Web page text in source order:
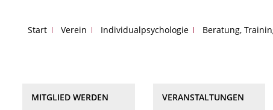
Start Verein Individualpsychologie Beratung,
MITGLIED WERDEN VERANSTALTUNGEN